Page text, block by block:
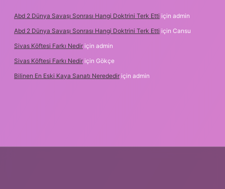
Abd 2 Dünya Savaşı Sonrası Hangi Doktrini Terk Etti için admin
Abd 2 Dünya Savaşı Sonrası Hangi Doktrini Terk Etti için Cansu
Sivas Köftesi Farkı Nedir için admin
Sivas Köftesi Farkı Nedir için Gökçe
Bilinen En Eski Kaya Sanatı Nerededir için admin